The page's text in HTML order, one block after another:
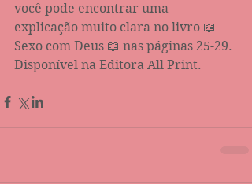
você pode encontrar uma
explicação muito clara no livro 📖
Sexo com Deus 📖 nas páginas 25-29.
Disponível na Editora All Print.